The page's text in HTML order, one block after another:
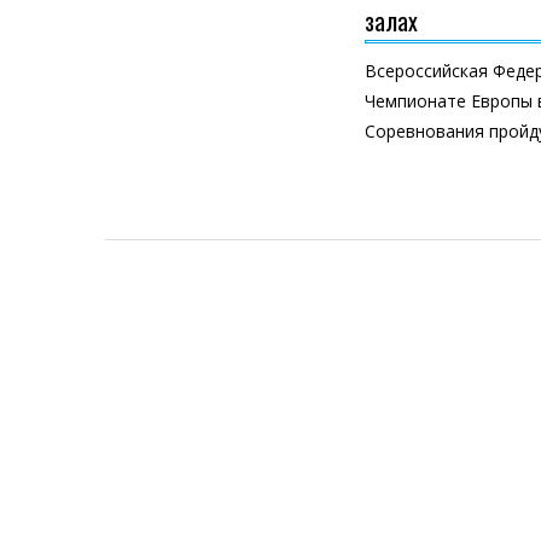
залах
Всероссийская
Чемпионате Европы
Соревнования